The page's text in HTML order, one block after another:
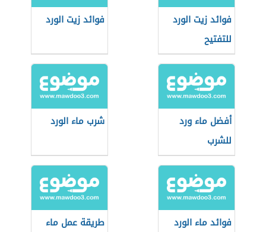
فوائد زيت الورد
للتفتيح
فوائد زيت الورد
أفضل ماء ورد
للشرب
شرب ماء الورد
فوائد ماء الورد
طريقة عمل ماء